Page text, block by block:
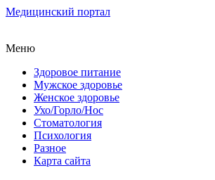
Медицинский портал
Меню
Здоровое питание
Мужское здоровье
Женское здоровье
Ухо/Горло/Нос
Стоматология
Психология
Разное
Карта сайта